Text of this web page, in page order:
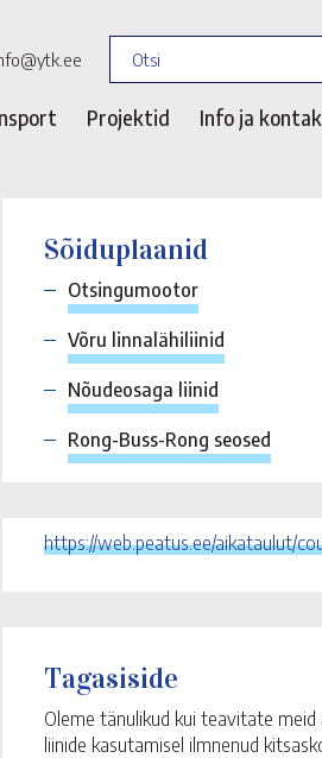
Projektid Info ja
Sõiduplaanid
Otsingumootor
Võru linnalähiliinid
Nõudeosaga liinid
Rong-Buss-Rong seosed
https://web.peatus.ee/aikataulut/
Tagasiside
Oleme tänulikud kui teavitate meid
liinide kasutamisel ilmnenud